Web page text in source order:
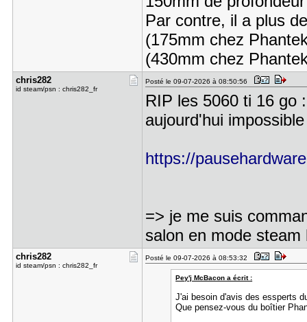
Par contre, il a plus
(175mm chez
(430mm chez
chris282
id steam/psn : chris282_fr
Posté le 09-07-2026 à 08:50:56
RIP les 5060 ti 16 go
aujourd'hui
https://
=> je me suis
salon en mode steam
chris282
id steam/psn : chris282_fr
Posté le 09-07-2026 à 08:53:32
Pey'j McBacon a écrit :
J'ai besoin d'avis des essperts
Que pensez-vous du boîtier